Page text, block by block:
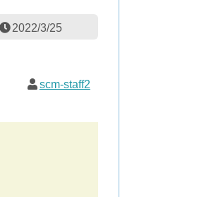
2022/3/25
scm-staff2